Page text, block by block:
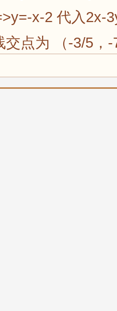
x-2 代入2x-
交点为 （-3/5，-